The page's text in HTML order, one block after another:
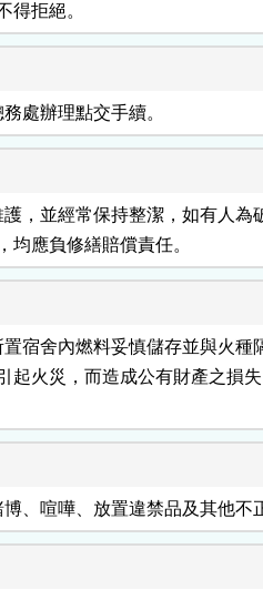
得拒絕。
處辦理點交手續。
，並經常保持整潔，如有人為
均應負修繕賠償責任。
宿舍內燃料妥慎儲存並與火種
引起火災，而造成公有財產之損
、喧嘩、放置違禁品及其他不